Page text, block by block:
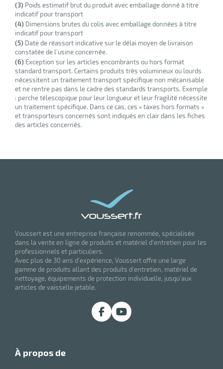
(3) Poids estimatif brut du produit avec emballage donné à titre
indicatif pour transport
(4) Dimensions brutes du colis avec emballage données à titre
indicatif pour transport
(5) Date de réassort indicative sur le délai moyen de livraison
constatée de l’usine concernée.
(6) Exception sur les articles encombrants ou hors format
standard transport. Certains produits très volumineux ou lourds
nécessitent un traitement transport spécifique non mécanisable
et ne rentre pas dans le cadre des standards transports. Exemple
: perche télescopique pour leur longueur et leur fragilité nécessite
un traitement spécifique. Dans ce cas, ces « taxes hors formats »
et transporteurs concernés sont indiqués en clair dans les fiches
des articles concernés.
Voussert est une entreprise française renommée, spécialisée
dans la vente en ligne de produits et matériel d'entretien pour les
professionnels et particuliers.
Avec plus de 30 ans d'expérience, Voussert offre une large
gamme de produits allant des produits d'entretien, matériel de
nettoyage, équipements de protection individuelle, jusqu'aux
articles de vaisselle jetable.
à propos de